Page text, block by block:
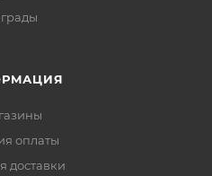
оплаты
доставки